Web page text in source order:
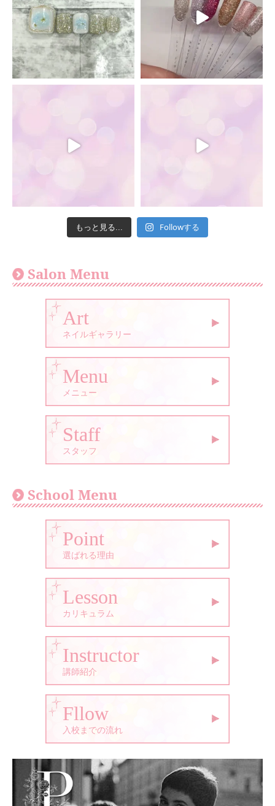
もっと見る... Followする
Salon Menu
Art
ネイルギャラリー
Menu
メニュー
Staff
スタッフ
School Menu
Point
選ばれる理由
Lesson
カリキュラム
Instructor
講師紹介
Fllow
入校までの流れ